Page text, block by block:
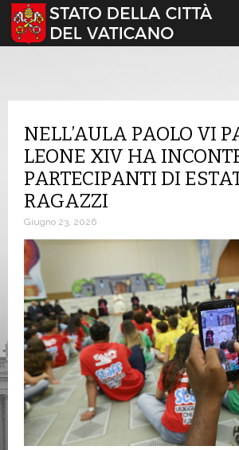
Seleziona la tua lingua
NELL’AULA PAOLO VI
LEONE XIV HA
PARTECIPANTI DI
RAGAZZI
Giugno 23, 2026